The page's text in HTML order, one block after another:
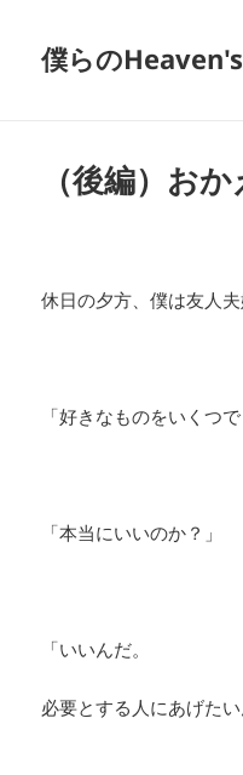
僕らの
（後編）お
休日の夕方、僕は友人夫
「好きなものをいくつ
「本当にいいのか？」
「いいんだ。
必要とする人にあげたい